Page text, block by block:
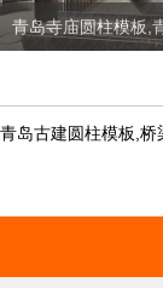
青岛古建圆柱模板,